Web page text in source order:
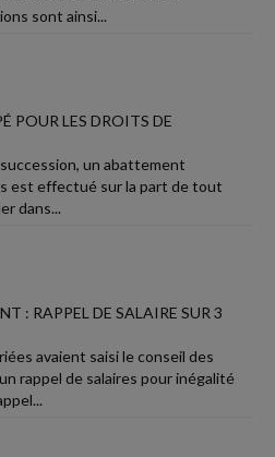
sont ainsi...
POUR LES DROITS DE
un abattement
est effectué sur la part de tout
dans...
: RAPPEL DE SALAIRE SUR 3
avaient saisi le conseil des
rappel de salaires pour inégalité